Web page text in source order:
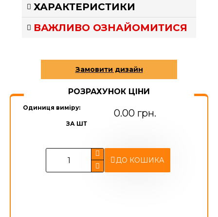
ХАРАКТЕРИСТИКИ
ВАЖЛИВО ОЗНАЙОМИТИСЯ
РОЗРАХУНОК ЦІНИ
Одиниця виміру:
ЗА ШТ
0.00 грн.
ДО КОШИКА